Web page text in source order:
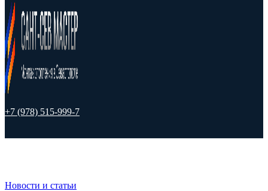
+7 (978) 515-999-7
Новости и статьи